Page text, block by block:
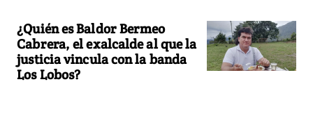
¿Quién es Baldor Bermeo
Cabrera, el exalcalde al que la
justicia vincula con la banda
Los Lobos?